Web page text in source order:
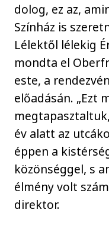
dolog, ez az,
Színház is
Lélektől lélekig
mondta el
este, a
előadásán. „Ezt
év alatt az
éppen a
közönséggel, s
élmény volt
direktor.